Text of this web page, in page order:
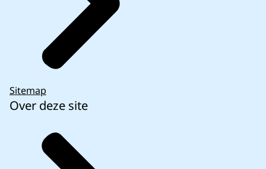
Sitemap
Over deze site